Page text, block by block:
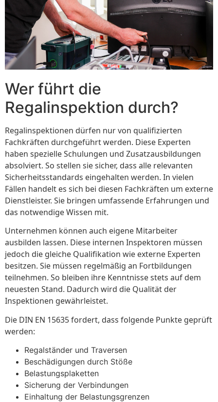
Wer führt die
Regalinspektion durch?
Regalinspektionen dürfen nur von qualifizierten
Fachkräften durchgeführt werden. Diese Experten
haben spezielle Schulungen und Zusatzausbildungen
absolviert. So stellen sie sicher, dass alle relevanten
Sicherheitsstandards eingehalten werden. In vielen
Fällen handelt es sich bei diesen Fachkräften um externe
Dienstleister. Sie bringen umfassende Erfahrungen und
das notwendige Wissen mit.
Unternehmen können auch eigene Mitarbeiter
ausbilden lassen. Diese internen Inspektoren müssen
jedoch die gleiche Qualifikation wie externe Experten
besitzen. Sie müssen regelmäßig an Fortbildungen
teilnehmen. So bleiben ihre Kenntnisse stets auf dem
neuesten Stand. Dadurch wird die Qualität der
Inspektionen gewährleistet.
Die DIN EN 15635 fordert, dass folgende Punkte geprüft
werden:
Regalständer und Traversen
Beschädigungen durch Stöße
Belastungsplaketten
Sicherung der Verbindungen
Einhaltung der Belastungsgrenzen